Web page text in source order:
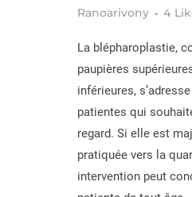
Ranoarivony
4
La blépharoplastie,
paupières
inférieures,
patientes qui
regard. Si elle est
pratiquée vers la
intervention peut